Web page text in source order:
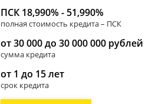
ПСК 18,990% - 51,990%
полная стоимость кредита – ПСК
от 30 000 до 30 000 000 рублей
сумма кредита
от 1 до 15 лет
срок кредита